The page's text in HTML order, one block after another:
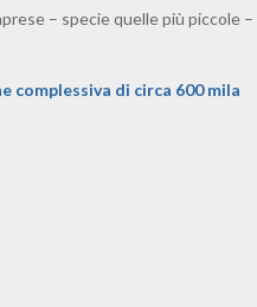
– specie quelle più piccole –
complessiva di circa 600 mila